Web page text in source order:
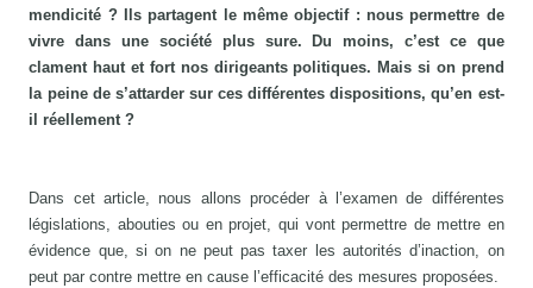
mendicité ? Ils partagent le même objectif : nous permettre de
vivre dans une société plus sure. Du moins, c’est ce que
clament haut et fort nos dirigeants politiques. Mais si on prend
la peine de s’attarder sur ces différentes dispositions, qu’en est-
il réellement ?
Dans cet article, nous allons procéder à l’examen de différentes
législations, abouties ou en projet, qui vont permettre de mettre en
évidence que, si on ne peut pas taxer les autorités d’inaction, on
peut par contre mettre en cause l’efficacité des mesures proposées.